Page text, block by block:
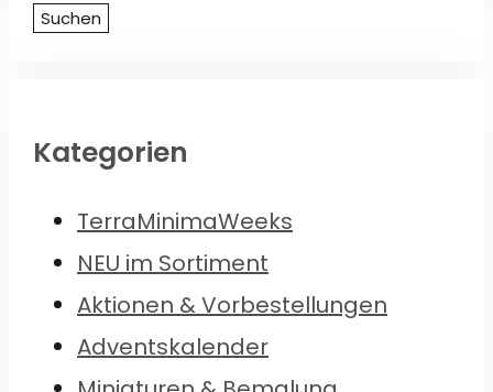
nach:
Suchen
Kategorien
TerraMinimaWeeks
NEU im Sortiment
Aktionen & Vorbestellungen
Adventskalender